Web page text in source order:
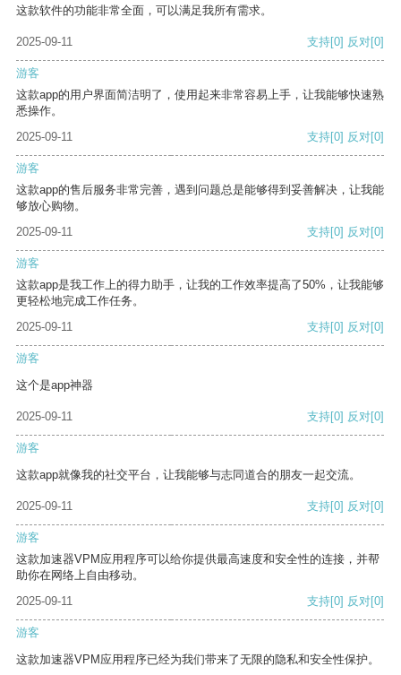
这款软件的功能非常全面，可以满足我所有需求。
2025-09-11 支持[0] 反对[0]
游客
这款app的用户界面简洁明了，使用起来非常容易上手，让我能够快速熟
悉操作。
2025-09-11
支持[0] 反对[0]
游客
这款app的售后服务非常完善，遇到问题总是能够得到妥善解决，让我能
够放心购物。
2025-09-11
支持[0] 反对[0]
游客
这款app是我工作上的得力助手，让我的工作效率提高了50%，让我能够
更轻松地完成工作任务。
2025-09-11
支持[0] 反对[0]
游客
这个是app神器
2025-09-11 支持[0] 反对[0]
游客
这款app就像我的社交平台，让我能够与志同道合的朋友一起交流。
2025-09-11 支持[0] 反对[0]
游客
这款加速器VPM应用程序可以给你提供最高速度和安全性的连接，并帮
助你在网络上自由移动。
2025-09-11
支持[0] 反对[0]
游客
这款加速器VPM应用程序已经为我们带来了无限的隐私和安全性保护。